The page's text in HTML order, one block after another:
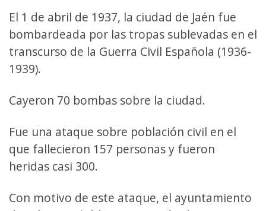
El 1 de abril de 1937, la ciudad de Jaén fue
bombardeada por las tropas sublevadas en el
transcurso de la Guerra Civil Española (1936-
1939).
Cayeron 70 bombas sobre la ciudad.
Fue una ataque sobre población civil en el
que fallecieron 157 personas y fueron
heridas casi 300.
Con motivo de este ataque, el ayuntamiento